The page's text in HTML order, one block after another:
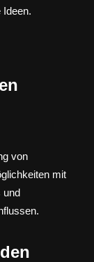
Ideen.
von
mit
und